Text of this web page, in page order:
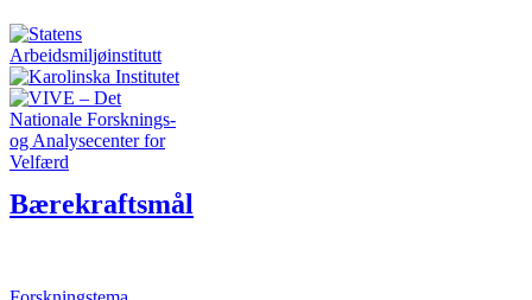
Bærekraftsmål